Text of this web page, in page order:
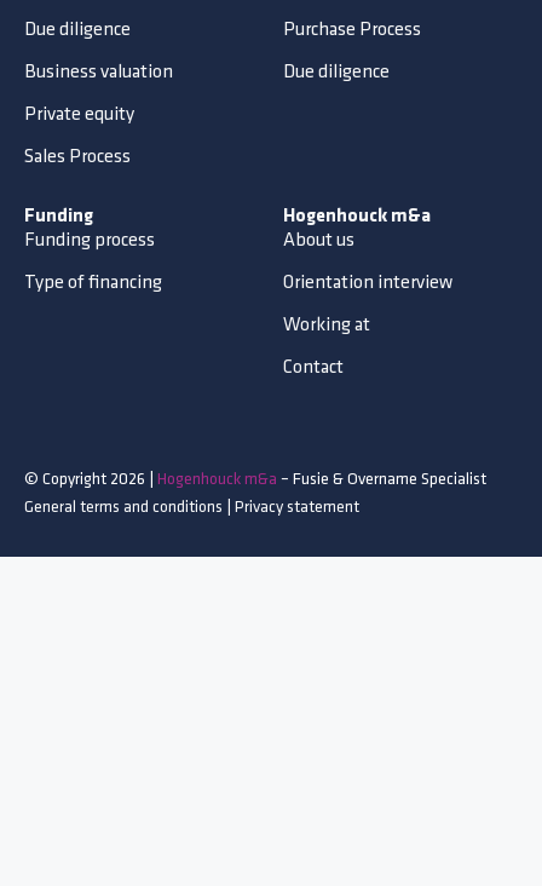
Due diligence
Business valuation
Private equity
Sales Process
Purchase Process
Due diligence
Funding
Funding process
Type of financing
Hogenhouck m&a
About us
Orientation interview
Working at
Contact
© Copyright 2026 | Hogenhouck m&a – Fusie & Overname Specialist
General terms and conditions
Privacy statement